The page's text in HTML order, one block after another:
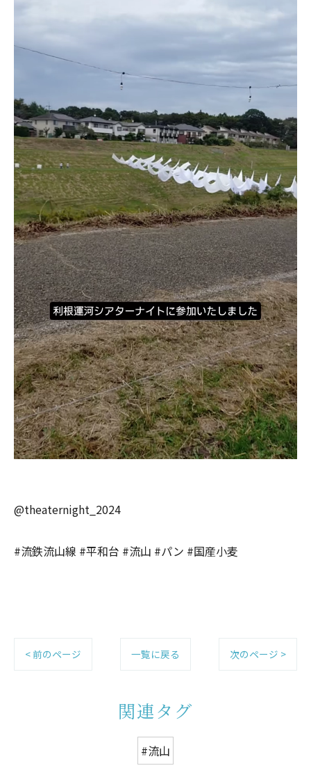
@theaternight_2024
#流鉄流山線 #平和台 #流山 #パン #国産小麦
< 前のページ 一覧に戻る 次のページ >
関連タグ
#流山